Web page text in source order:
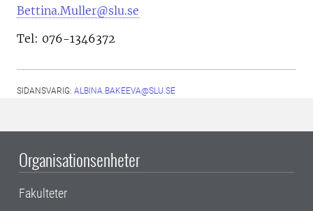
Bettina.Muller@slu.se
Tel: 076-1346372
SIDANSVARIG: ALBINA.BAKEEVA@SLU.SE
Organisationsenheter
Fakulteter